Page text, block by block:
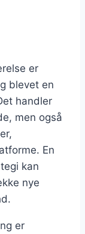
er
blevet en
handler
men også
En
kan
nye
er